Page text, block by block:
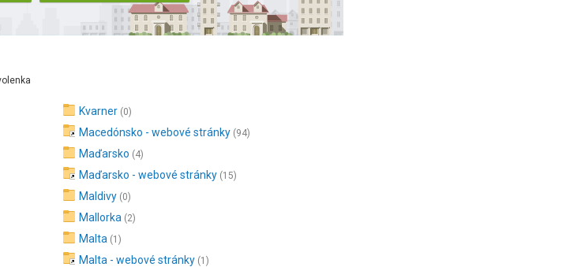
Kvarner (0)
Macedónsko - webové stránky (94)
Maďarsko (4)
Maďarsko - webové stránky (15)
Maldivy (0)
Mallorka (2)
Malta (1)
Malta - webové stránky (1)